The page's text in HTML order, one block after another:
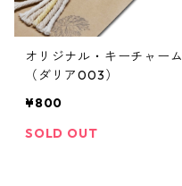
オリジナル・キーチャーム
（ダリア003）
¥800
SOLD OUT